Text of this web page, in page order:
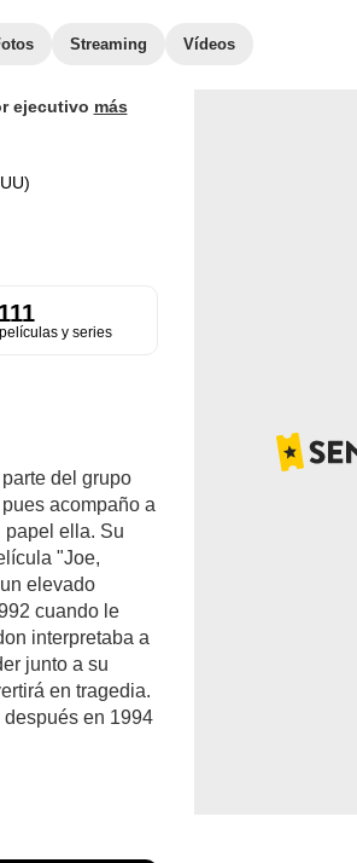
Streaming Vídeos
ejecutivo más
111
y series
del grupo
acompaño a
papel ella. Su
"Joe,
elevado
cuando le
interpretaba a
junto a su
en tragedia.
en 1994